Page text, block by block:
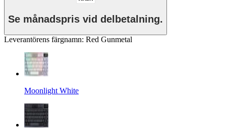
Se månadspris vid delbetalning.
Leverantörens färgnamn: Red Gunmetal
Moonlight White